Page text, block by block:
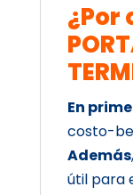
¿Por
En
costo-
Además
útil para